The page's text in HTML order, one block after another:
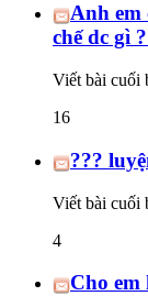
Anh em
chế dc gì ?
Viết bài cuối
16
???
Viết bài cuối
4
Cho